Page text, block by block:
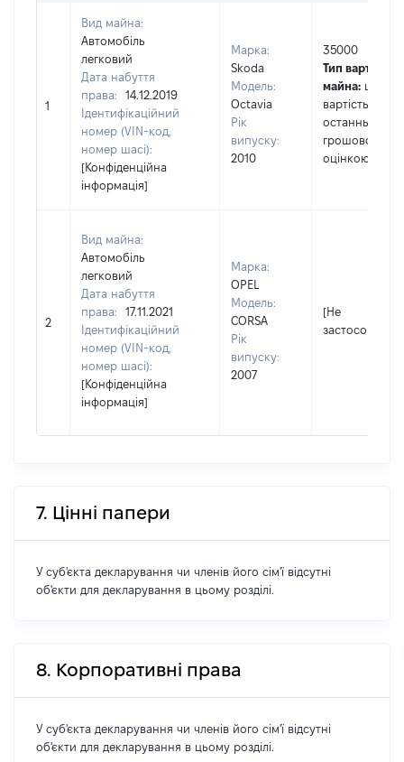
1
Вид майна:
Автомобіль
легковий
Дата набуття
права:
14.12.2019
Ідентифікаційний
номер (VIN-код,
номер шасі):
[Конфіденційна
інформація]
Марка:
Skoda
Модель:
Octavia
Рік
випуску:
2010
35000
Тип вартості
майна: це
вартість за
останньою
грошовою
оцінкою
2
Вид майна:
Автомобіль
легковий
Дата набуття
права:
17.11.2021
Ідентифікаційний
номер (VIN-код,
номер шасі):
[Конфіденційна
інформація]
Марка:
OPEL
Модель:
CORSA
Рік
випуску:
2007
[Не
7. Цінні папери
У суб'єкта декларування чи членів його сім'ї відсутні
об'єкти для декларування в цьому розділі.
8. Корпоративні права
У суб'єкта декларування чи членів його сім'ї відсутні
об'єкти для декларування в цьому розділі.